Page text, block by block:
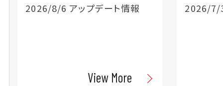
2026/8/6 アップデート情報
View More
2026/7/